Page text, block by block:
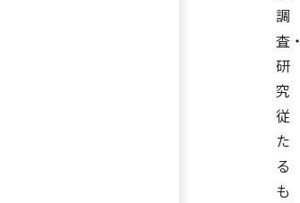
調
査・
研
究
従
た
る
も